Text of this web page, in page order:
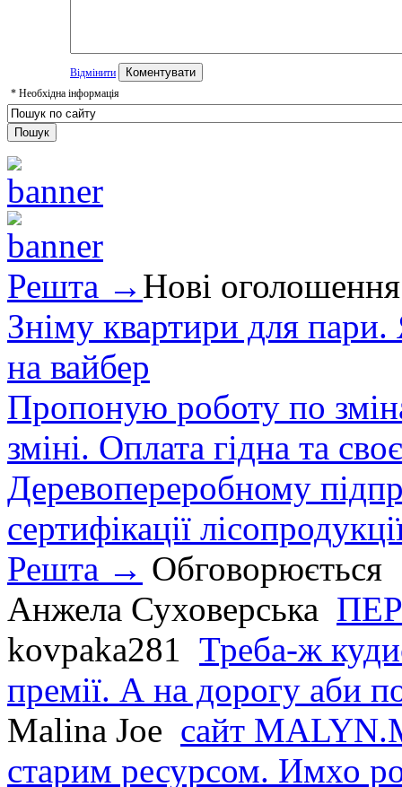
Відмінити
* Необхідна інформація
Решта → Нові оголошення
Зніму квартири для
на вайбер
Пропоную роботу по
зміні. Оплата гідна та
Деревопереробному
сертифікації
Решта → Обговорюється
Анжела Суховерська
kovpaka281 Треба-ж
премії. А на дорогу аби
Malina Joe сайт
старим ресурсом. Имхо